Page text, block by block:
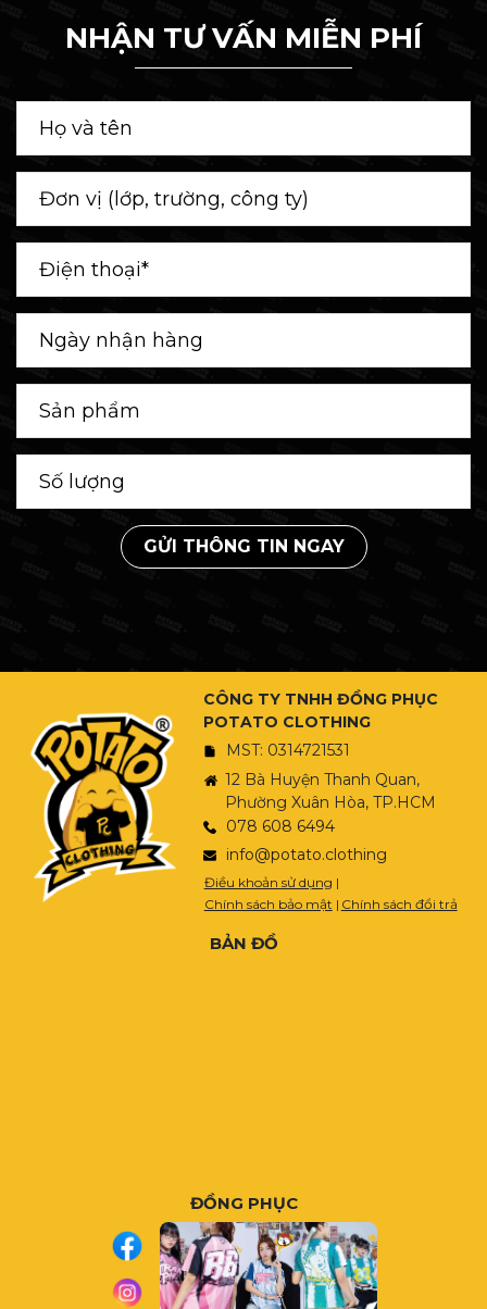
NHẬN TƯ VẤN MIỄN PHÍ
GỬI THÔNG TIN NGAY
CÔNG TY TNHH ĐỒNG PHỤC
POTATO CLOTHING
MST: 0314721531
12 Bà Huyện Thanh Quan,
Phường Xuân Hòa, TP.HCM
078 608 6494
info@potato.clothing
Điều khoản sử dụng |
Chính sách bảo mật | Chính sách đổi trả
BẢN ĐỒ
ĐỒNG PHỤC